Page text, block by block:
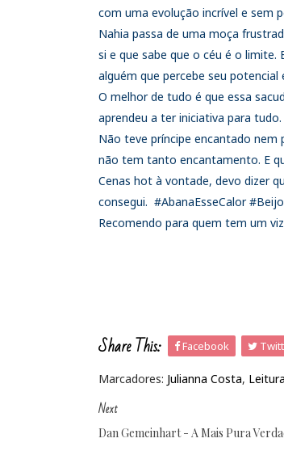
com uma evolução incrível e sem
Nahia passa de uma moça
si e que sabe que o céu é o
alguém que percebe seu
O melhor de tudo é que essa
aprendeu a ter iniciativa para
Não teve príncipe encantado
não tem tanto encantamento. E
Cenas hot à vontade, devo dizer
consegui. #AbanaEsseCalor
Recomendo para quem tem um
Share This: Facebook
Marcadores: Julianna Costa,
Next
Dan Gemeinhart - A Mais Pura